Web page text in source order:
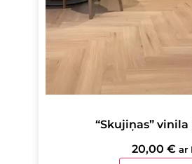
“Skujiņas”
20,00 € ar